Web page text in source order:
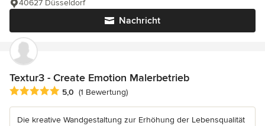
Nachricht
40627 Düsseldorf
Textur3 - Create Emotion Malerbetrieb
Durchschnittliche Bewertung: 5 von 5 Sternen
5,0 (1 Bewertung)
Die kreative Wandgestaltung zur Erhöhung der Lebensqualität